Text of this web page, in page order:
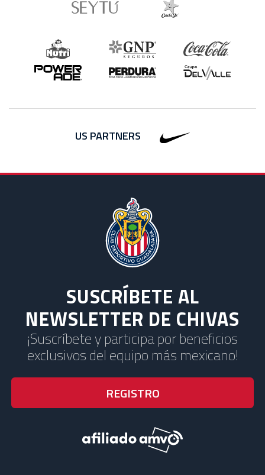
US PARTNERS
SUSCRÍBETE AL
NEWSLETTER DE CHIVAS
¡Suscríbete y participa por beneficios
exclusivos del equipo más mexicano!